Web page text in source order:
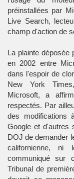
préinstallées par
Live Search,
champ d'action de
La plainte déposée
en 2002 entre
dans l'espoir de
New York
Microsoft, a
respectés. Par
des modifications
Google et d'autres
DOJ de demander
californienne, ni
communiqué sur
Tribunal de